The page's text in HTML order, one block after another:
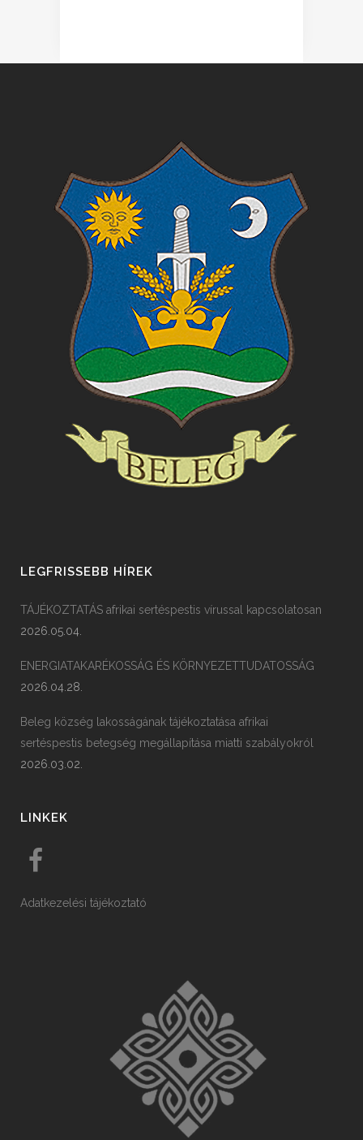
LEGFRISSEBB HÍREK
TÁJÉKOZTATÁS afrikai sertéspestis vírussal kapcsolatosan
2026.05.04.
ENERGIATAKARÉKOSSÁG ÉS KÖRNYEZETTUDATOSSÁG
2026.04.28.
Beleg község lakosságának tájékoztatása afrikai
sertéspestis betegség megállapítása miatti szabályokról
2026.03.02.
LINKEK
Adatkezelési tájékoztató